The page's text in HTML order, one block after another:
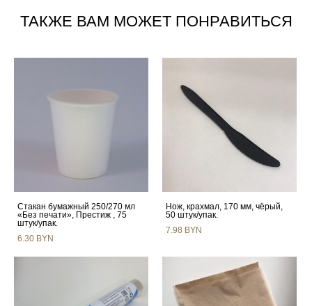
ТАКЖЕ ВАМ МОЖЕТ ПОНРАВИТЬСЯ
Стакан бумажный 250/270 мл
«Без печати», Престиж , 75
штук/упак.
6.30 BYN
Нож, крахмал, 170 мм, чёрый,
50 штук/упак.
7.98 BYN